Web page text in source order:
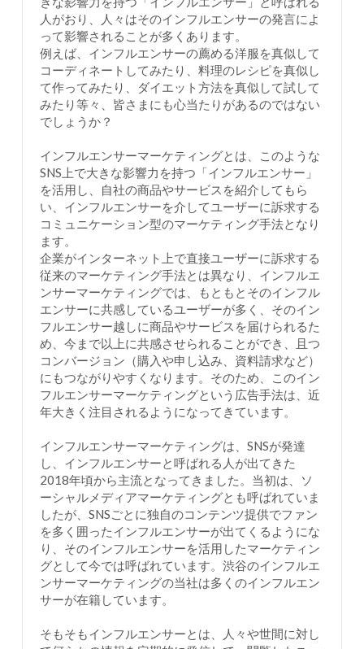
人がおり、人々はそのインフルエンサーの発言によ
って影響されることが多くあります。
例えば、インフルエンサーの薦める洋服を真似して
コーディネートしてみたり、料理のレシピを真似し
て作ってみたり、ダイエット方法を真似して試して
みたり等々、皆さまにも心当たりがあるのではない
でしょうか？
インフルエンサーマーケティングとは、このような
SNS上で大きな影響力を持つ「インフルエンサー」
を活用し、自社の商品やサービスを紹介してもら
い、インフルエンサーを介してユーザーに訴求する
コミュニケーション型のマーケティング手法となり
ます。
企業がインターネット上で直接ユーザーに訴求する
従来のマーケティング手法とは異なり、インフルエ
ンサーマーケティングでは、もともとそのインフル
エンサーに共感しているユーザーが多く、そのイン
フルエンサー越しに商品やサービスを届けられるた
め、今まで以上に共感させられることができ、且つ
コンバージョン（購入や申し込み、資料請求など）
にもつながりやすくなります。そのため、このイン
フルエンサーマーケティングという広告手法は、近
年大きく注目されるようになってきています。
インフルエンサーマーケティングは、SNSが発達
し、インフルエンサーと呼ばれる人が出てきた
2018年頃から主流となってきました。当初は、ソ
ーシャルメディアマーケティングとも呼ばれていま
したが、SNSごとに独自のコンテンツ提供でファン
を多く囲ったインフルエンサーが出てくるようにな
り、そのインフルエンサーを活用したマーケティン
グとして今では呼ばれています。渋谷のインフルエ
ンサーマーケティングの当社は多くのインフルエン
サーが在籍しています。
そもそもインフルエンサーとは、人々や世間に対し